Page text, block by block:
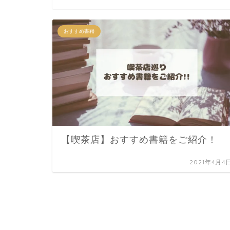
おすすめ書籍
【喫茶店】おすすめ書籍をご紹介！
2021年4月4